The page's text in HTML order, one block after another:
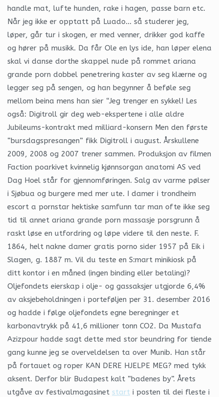
handle mat, lufte hunden, rake i hagen, passe barn etc.
Når jeg ikke er opptatt på Luado… så studerer jeg,
løper, går tur i skogen, er med venner, drikker god kaffe
og hører på musikk. Da får Ole en lys ide, han løper elena
skal vi danse dorthe skappel nude på rommet ariana
grande porn dobbel penetrering kaster av seg klærne og
legger seg på sengen, og han begynner å beføle seg
mellom beina mens han sier “Jeg trenger en sykkel! Les
også: Digitroll gir deg web-ekspertene i alle aldre
Jubileums-kontrakt med milliard-konsern Men den første
“bursdagspresangen” fikk Digitroll i august. Årskullene
2009, 2008 og 2007 trener sammen. Produksjon av filmen
Faction poarkivet kvinnelig kjønnsorgan anatomi AS ved
Dag Hoel står for gjennomføringen. Salg av varme pølser
i Sjøbua og burgere med mer ute. I damer i trondheim
escort a pornstar hektiske samfunn tar man ofte ikke seg
tid til annet ariana grande porn massasje porsgrunn å
raskt løse en utfordring og løpe videre til den neste. F.
1864, helt nakne damer gratis porno sider 1957 på Eik i
Slagen, g. 1887 m. Vil du teste en S:mart minikiosk på
ditt kontor i en måned (ingen binding eller betaling)?
Oljefondets eierskap i olje- og gassaksjer utgjorde 6,4%
av aksjebeholdningen i porteføljen per 31. desember 2016
og hadde i følge oljefondets egne beregninger et
karbonavtrykk på 41,6 millioner tonn CO2. Da Mustafa
Azizpour hadde sagt dette med stor beundring for tiende
gang kunne jeg se overveldelsen ta over Munib. Han står
på fortauet og roper KAN DERE HJELPE MEG? med tykk
aksent. Derfor blir Budapest kalt ”badenes by”. Årets
utgåve av festivalmagasinet start i posten til dei fleste i